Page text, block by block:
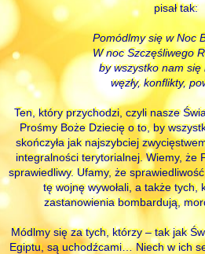
pisał tak:
Pomódlmy się w Noc
W noc Szczęśliwego
by wszystko nam się
węzły, konflikty,
Ten, który przychodzi, czyli nasze
Prośmy Boże Dziecię o to, by
skończyła jak najszybciej
integralności terytorialnej. Wiemy, że
sprawiedliwy. Ufamy, że
tę wojnę wywołali, a także tych,
zastanowienia bombardują,
Módlmy się za tych, którzy – tak jak
Egiptu, są uchodźcami… Niech w ich